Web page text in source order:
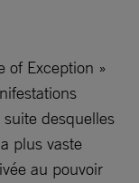
of Exception »
desquelles
plus vaste
au pouvoir